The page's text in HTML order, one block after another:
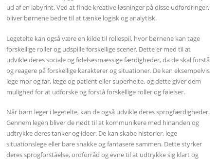
ud af en labyrint. Ved at finde kreative løsninger på disse udfordringer,
bliver børnene bedre til at tænke logisk og analytisk.
Legetelte kan også være en kilde til rollespil, hvor børnene kan tage
forskellige roller og udspille forskellige scener. Dette er med til at
udvikle deres sociale og følelsesmæssige færdigheder, da de skal forstå
og reagere på forskellige karakterer og situationer. De kan eksempelvis
lege mor og far, læge og patient eller superhelte, og dette giver dem
mulighed for at udforske og forstå forskellige roller og følelser.
Når børn leger i legetelte, kan de også udvikle deres sprogfærdigheder.
Gennem legen bliver de nødt til at kommunikere med hinanden og
udtrykke deres tanker og ideer. De kan skabe historier, lege
situationslege eller bare snakke og fantasere sammen. Dette styrker
deres sprogforståelse, ordforråd og evne til at udtrykke sig klart og